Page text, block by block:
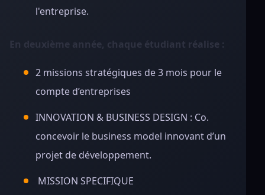
l'entreprise.
En deuxième année, chaque étudiant réalise :
2 missions stratégiques de 3 mois pour le
compte d’entreprises
INNOVATION & BUSINESS DESIGN : Co.
concevoir le business model innovant d’un
projet de développement.
MISSION SPECIFIQUE